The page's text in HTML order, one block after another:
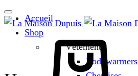
Accueil
Shop
Vêtements
Bodywarmers